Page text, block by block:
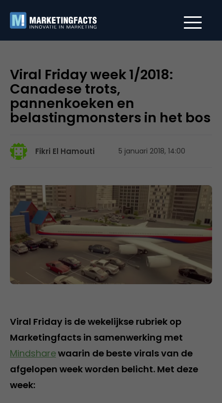
Viral Friday week 1/2018:
Canadese trots,
pannenkoeken en
belastingmonsters in het bos
Fikri El Hamouti 5 januari 2018, 14:00
Viral Friday is de wekelijkse rubriek op
Marketingfacts in samenwerking met
Mindsharewaarin de beste virals van de
afgelopen week worden belicht. Met deze
week: